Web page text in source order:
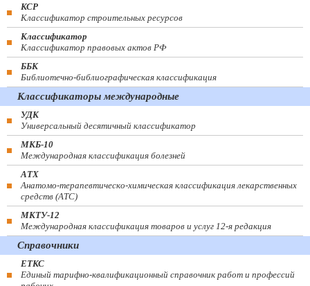
КСР
Классификатор строительных ресурсов
Классификатор
Классификатор правовых актов РФ
ББК
Библиотечно-библиографическая классификация
Классификаторы международные
УДК
Универсальный десятичный классификатор
МКБ-10
Международная классификация болезней
АТХ
Анатомо-терапевтическо-химическая классификация лекарственных
средств (ATC)
МКТУ-12
Международная классификация товаров и услуг 12-я редакция
Справочники
ЕТКС
Единый тарифно-квалификационный справочник работ и профессий